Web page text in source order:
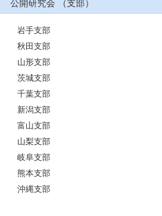
公開研究会 （支部）
岩手支部
秋田支部
山形支部
茨城支部
千葉支部
新潟支部
富山支部
山梨支部
岐阜支部
熊本支部
沖縄支部